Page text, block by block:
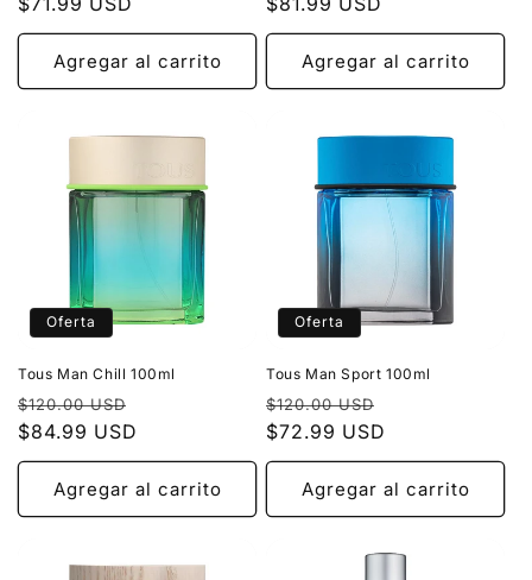
:
oferta
Agregar al carrito
oferta
Agregar al carrito
Oferta
Tous Man Chill 100ml
Precio
habitual
$120.00 USD
oferta
$84.99 USD
Agregar al carrito
Oferta
Tous Man Sport 100ml
Precio
habitual
$120.00 USD
oferta
$72.99 USD
Agregar al carrito